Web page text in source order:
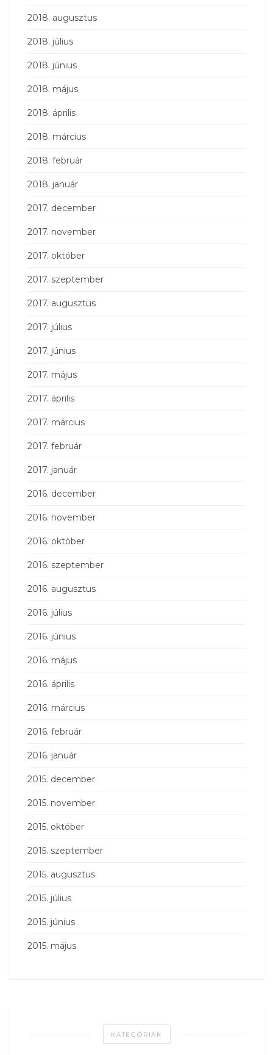
2018. augusztus
2018. július
2018. június
2018. május
2018. április
2018. március
2018. február
2018. január
2017. december
2017. november
2017. október
2017. szeptember
2017. augusztus
2017. július
2017. június
2017. május
2017. április
2017. március
2017. február
2017. január
2016. december
2016. november
2016. október
2016. szeptember
2016. augusztus
2016. július
2016. június
2016. május
2016. április
2016. március
2016. február
2016. január
2015. december
2015. november
2015. október
2015. szeptember
2015. augusztus
2015. július
2015. június
2015. május
KATEGÓRIÁK